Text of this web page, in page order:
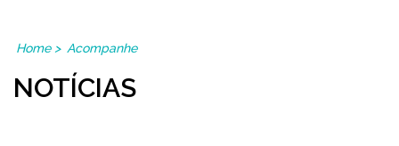
Home> Acompanhe
NOTÍCIAS